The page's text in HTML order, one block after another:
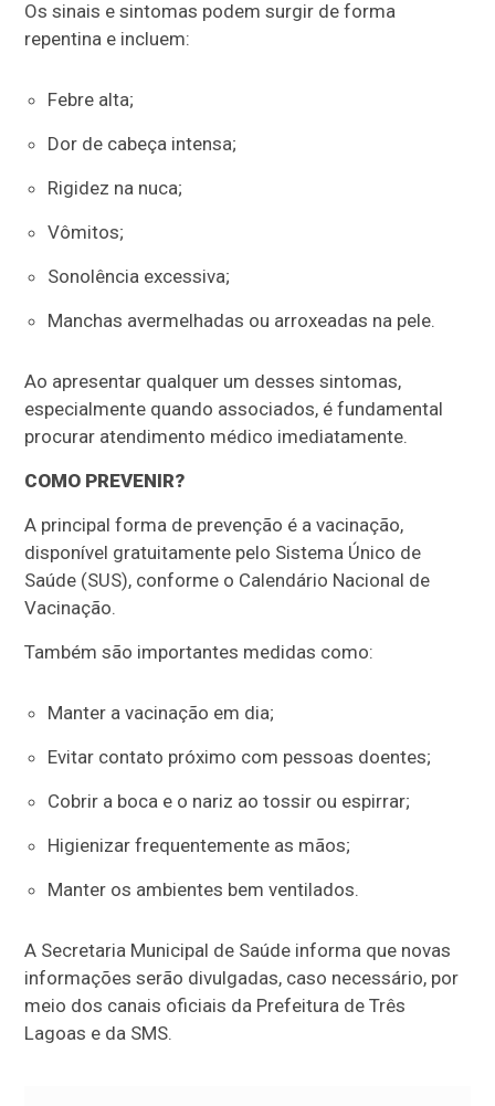
Os sinais e sintomas podem surgir de forma
repentina e incluem:
Febre alta;
Dor de cabeça intensa;
Rigidez na nuca;
Vômitos;
Sonolência excessiva;
Manchas avermelhadas ou arroxeadas na pele.
Ao apresentar qualquer um desses sintomas,
especialmente quando associados, é fundamental
procurar atendimento médico imediatamente.
COMO PREVENIR?
A principal forma de prevenção é a vacinação,
disponível gratuitamente pelo Sistema Único de
Saúde (SUS), conforme o Calendário Nacional de
Vacinação.
Também são importantes medidas como:
Manter a vacinação em dia;
Evitar contato próximo com pessoas doentes;
Cobrir a boca e o nariz ao tossir ou espirrar;
Higienizar frequentemente as mãos;
Manter os ambientes bem ventilados.
A Secretaria Municipal de Saúde informa que novas
informações serão divulgadas, caso necessário, por
meio dos canais oficiais da Prefeitura de Três
Lagoas e da SMS.